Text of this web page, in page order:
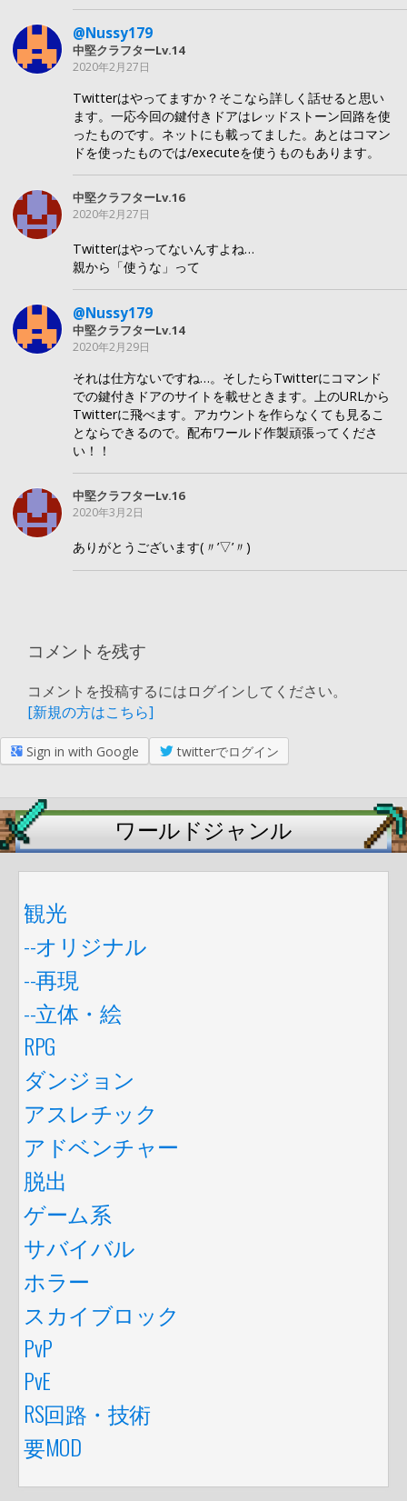
@Nussy179
中堅クラフターLv.14
2020年2月27日
Twitterはやってますか？そこなら詳しく話せると思い
ます。一応今回の鍵付きドアはレッドストーン回路を使
ったものです。ネットにも載ってました。あとはコマン
ドを使ったものでは/executeを使うものもあります。
中堅クラフターLv.16
2020年2月27日
Twitterはやってないんすよね…
親から「使うな」って
@Nussy179
中堅クラフターLv.14
2020年2月29日
それは仕方ないですね…。そしたらTwitterにコマンド
での鍵付きドアのサイトを載せときます。上のURLから
Twitterに飛べます。アカウントを作らなくても見るこ
とならできるので。配布ワールド作製頑張ってくださ
い！！
中堅クラフターLv.16
2020年3月2日
ありがとうございます(〃’▽’〃)
コメントを残す
コメントを投稿するにはログインしてください。
[新規の方はこちら]
Sign in with Google twitterでログイン
ワールドジャンル
観光
--オリジナル
--再現
--立体・絵
RPG
ダンジョン
アスレチック
アドベンチャー
脱出
ゲーム系
サバイバル
ホラー
スカイブロック
PvP
PvE
RS回路・技術
要MOD